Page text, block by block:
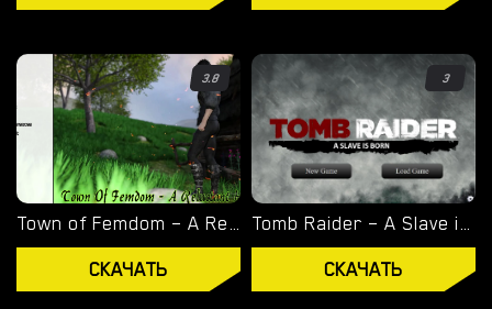
3.8
Town of Femdom – A Reluctant Hero – New Version 0.34 [jinjonkun]
СКАЧАТЬ
3
Tomb Raider – A Slave is Born – Version 1.2 [Junkymana]
СКАЧАТЬ